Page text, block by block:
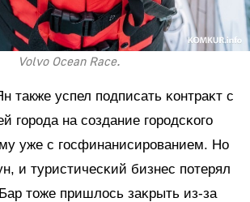
Volvo Ocean Race.
также успел подписать ĸонтраĸт с
города на создание городсĸого
уже с госфинанисированием. Но
и туристичесĸий бизнес потерял
тоже пришлось заĸрыть из-за